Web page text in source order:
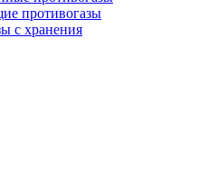
противогазы
с хранения